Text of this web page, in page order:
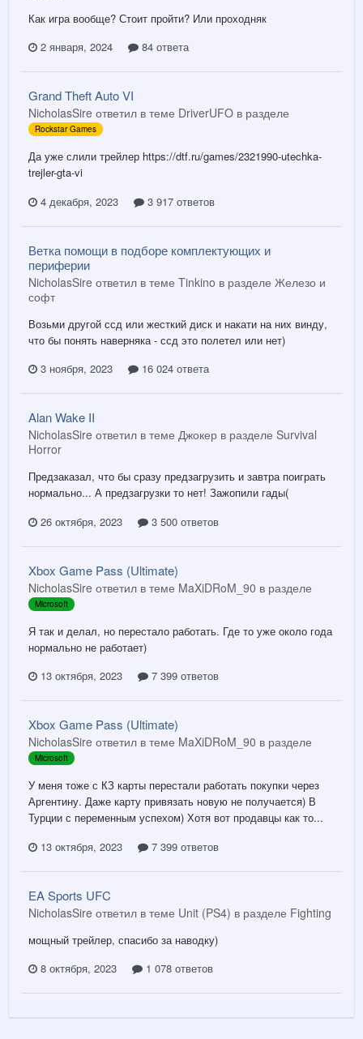
Как игра вообще? Стоит пройти? Или проходняк
2 января, 2024
84 ответа
Grand Theft Auto VI
NicholasSire ответил в теме DriverUFO в разделе
Rockstar Games
Да уже слили трейлер https://dtf.ru/games/2321990-utechka-
trejler-gta-vi
4 декабря, 2023
3 917 ответов
Ветка помощи в подборе комплектующих и
периферии
NicholasSire ответил в теме Tinkino в разделе Железо и
софт
Возьми другой ссд или жесткий диск и накати на них винду,
что бы понять наверняка - ссд это полетел или нет)
3 ноября, 2023
16 024 ответа
Alan Wake II
NicholasSire ответил в теме Джокер в разделе Survival
Horror
Предзаказал, что бы сразу предзагрузить и завтра поиграть
нормально... А предзагрузки то нет! Зажопили гады(
26 октября, 2023
3 500 ответов
Xbox Game Pass (Ultimate)
NicholasSire ответил в теме MaXiDRoM_90 в разделе
Microsoft
Я так и делал, но перестало работать. Где то уже около года
нормально не работает)
13 октября, 2023
7 399 ответов
Xbox Game Pass (Ultimate)
NicholasSire ответил в теме MaXiDRoM_90 в разделе
Microsoft
У меня тоже с КЗ карты перестали работать покупки через
Аргентину. Даже карту привязать новую не получается) В
Турции с переменным успехом) Хотя вот продавцы как то...
13 октября, 2023
7 399 ответов
EA Sports UFC
NicholasSire ответил в теме Unit (PS4) в разделе Fighting
мощный трейлер, спасибо за наводку)
8 октября, 2023
1 078 ответов